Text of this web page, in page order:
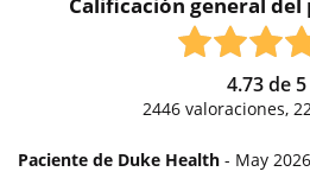
4.73de 5
2446 valoraciones,
Paciente de Duke Health - May 2026